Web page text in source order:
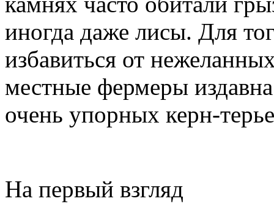
иногда даже лисы. Для
избавиться от
местные фермеры
очень упорных керн-
На первый взгляд